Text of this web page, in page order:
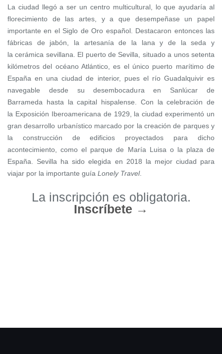
La ciudad llegó a ser un centro multicultural, lo que ayudaría al
florecimiento de las artes, y a que desempeñase un papel
importante en el Siglo de Oro español. Destacaron entonces las
fábricas de jabón, la artesanía de la lana y de la seda y
la cerámica sevillana.
El puerto de Sevilla, situado a unos setenta
kilómetros del océano Atlántico, es el único puerto marítimo de
España en una ciudad de interior, pues el río Guadalquivir es
navegable desde su desembocadura en Sanlúcar de
Barrameda hasta la capital hispalense.
Con la celebración de
la Exposición Iberoamericana de 1929, la ciudad experimentó un
gran desarrollo urbanístico marcado por la creación de parques y
la construcción de edificios proyectados para dicho
acontecimiento, como el parque de María Luisa o la plaza de
España.
Sevilla ha sido elegida en 2018 la mejor ciudad para
viajar por la importante guía Lonely Travel.
La inscripción es obligatoria.
Inscríbete →